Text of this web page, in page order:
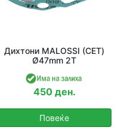
Дихтони MALOSSI (СЕТ)
Ø47mm 2Т
450 ден.
Повеќе